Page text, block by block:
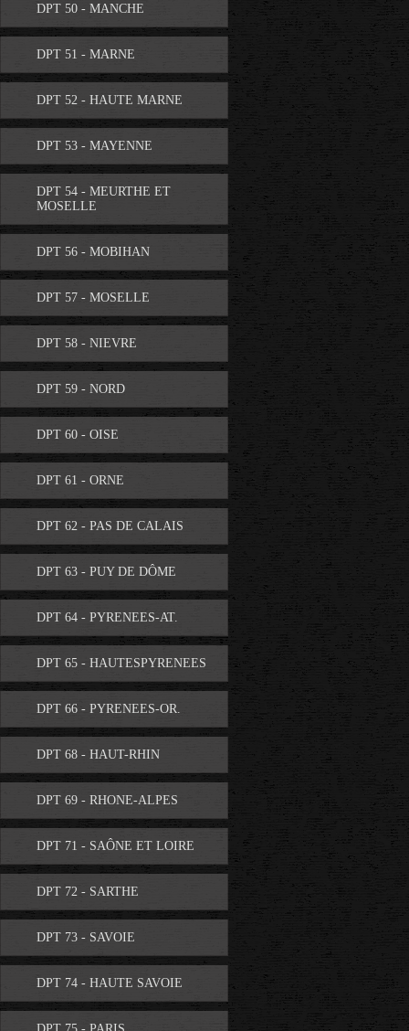
DPT 50 - MANCHE
DPT 51 - MARNE
DPT 52 - HAUTE MARNE
DPT 53 - MAYENNE
DPT 54 - MEURTHE ET
MOSELLE
DPT 56 - MOBIHAN
DPT 57 - MOSELLE
DPT 58 - NIEVRE
DPT 59 - NORD
DPT 60 - OISE
DPT 61 - ORNE
DPT 62 - PAS DE CALAIS
DPT 63 - PUY DE DÔME
DPT 64 - PYRENEES-AT.
DPT 65 - HAUTESPYRENEES
DPT 66 - PYRENEES-OR.
DPT 68 - HAUT-RHIN
DPT 69 - RHONE-ALPES
DPT 71 - SAÔNE ET LOIRE
DPT 72 - SARTHE
DPT 73 - SAVOIE
DPT 74 - HAUTE SAVOIE